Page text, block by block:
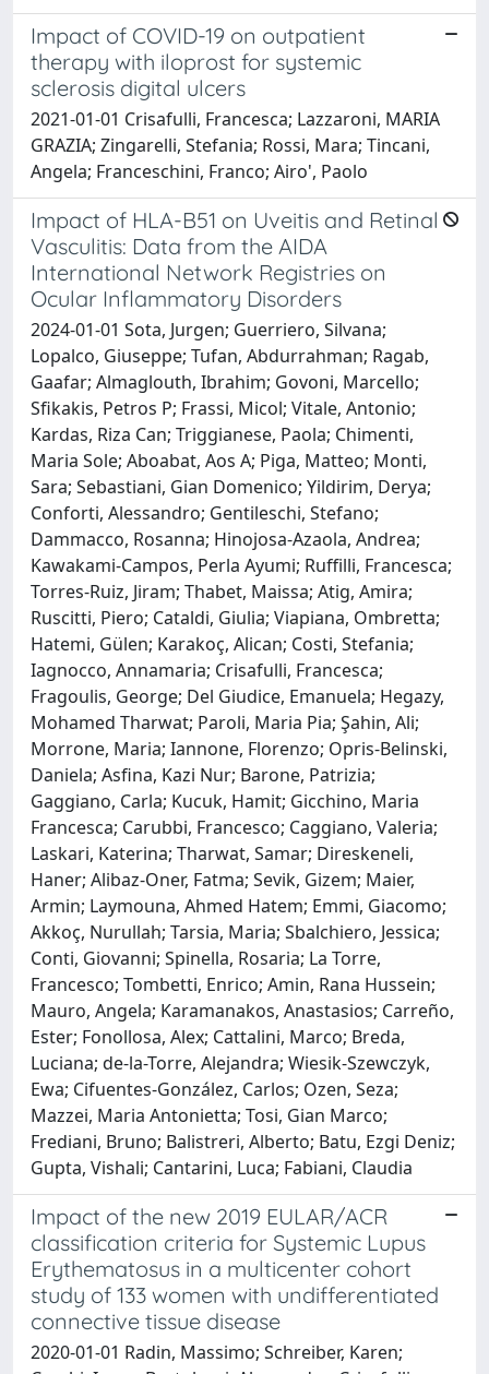
Impact of COVID-19 on outpatient
therapy with iloprost for systemic
sclerosis digital ulcers
2021-01-01 Crisafulli, Francesca; Lazzaroni, MARIA
GRAZIA; Zingarelli, Stefania; Rossi, Mara; Tincani,
Angela; Franceschini, Franco; Airo', Paolo
Impact of HLA-B51 on Uveitis and Retinal
Vasculitis: Data from the AIDA
International Network Registries on
Ocular Inflammatory Disorders
2024-01-01 Sota, Jurgen; Guerriero, Silvana;
Lopalco, Giuseppe; Tufan, Abdurrahman; Ragab,
Gaafar; Almaglouth, Ibrahim; Govoni, Marcello;
Sfikakis, Petros P; Frassi, Micol; Vitale, Antonio;
Kardas, Riza Can; Triggianese, Paola; Chimenti,
Maria Sole; Aboabat, Aos A; Piga, Matteo; Monti,
Sara; Sebastiani, Gian Domenico; Yildirim, Derya;
Conforti, Alessandro; Gentileschi, Stefano;
Dammacco, Rosanna; Hinojosa-Azaola, Andrea;
Kawakami-Campos, Perla Ayumi; Ruffilli, Francesca;
Torres-Ruiz, Jiram; Thabet, Maissa; Atig, Amira;
Ruscitti, Piero; Cataldi, Giulia; Viapiana, Ombretta;
Hatemi, Gülen; Karakoç, Alican; Costi, Stefania;
Iagnocco, Annamaria; Crisafulli, Francesca;
Fragoulis, George; Del Giudice, Emanuela; Hegazy,
Mohamed Tharwat; Paroli, Maria Pia; Şahin, Ali;
Morrone, Maria; Iannone, Florenzo; Opris-Belinski,
Daniela; Asfina, Kazi Nur; Barone, Patrizia;
Gaggiano, Carla; Kucuk, Hamit; Gicchino, Maria
Francesca; Carubbi, Francesco; Caggiano, Valeria;
Laskari, Katerina; Tharwat, Samar; Direskeneli,
Haner; Alibaz-Oner, Fatma; Sevik, Gizem; Maier,
Armin; Laymouna, Ahmed Hatem; Emmi, Giacomo;
Akkoç, Nurullah; Tarsia, Maria; Sbalchiero, Jessica;
Conti, Giovanni; Spinella, Rosaria; La Torre,
Francesco; Tombetti, Enrico; Amin, Rana Hussein;
Mauro, Angela; Karamanakos, Anastasios; Carreño,
Ester; Fonollosa, Alex; Cattalini, Marco; Breda,
Luciana; de-la-Torre, Alejandra; Wiesik-Szewczyk,
Ewa; Cifuentes-González, Carlos; Ozen, Seza;
Mazzei, Maria Antonietta; Tosi, Gian Marco;
Frediani, Bruno; Balistreri, Alberto; Batu, Ezgi Deniz;
Gupta, Vishali; Cantarini, Luca; Fabiani, Claudia
Impact of the new 2019 EULAR/ACR
classification criteria for Systemic Lupus
Erythematosus in a multicenter cohort
study of 133 women with undifferentiated
connective tissue disease
2020-01-01 Radin, Massimo; Schreiber, Karen;